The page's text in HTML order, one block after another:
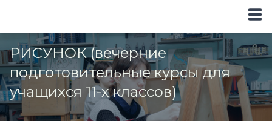
РИСУНОК (вечерние
подготовительные курсы для
учащихся 11-х классов)